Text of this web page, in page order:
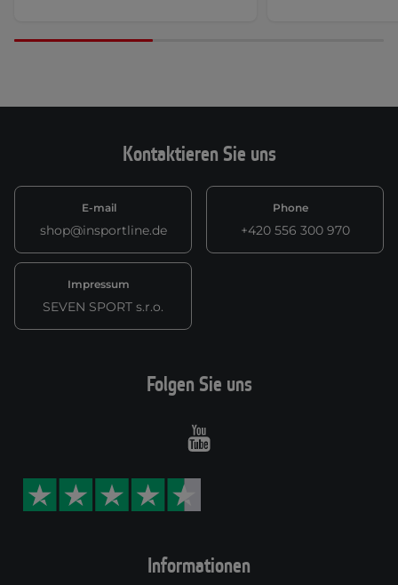
Kontaktieren Sie uns
E-mail
shop@insportline.de
Phone
+420 556 300 970
Impressum
SEVEN SPORT s.r.o.
Informationen
Folgen Sie uns
Youtube